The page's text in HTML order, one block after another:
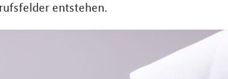
entstehen.